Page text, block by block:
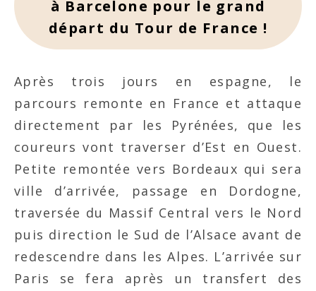
à Barcelone pour le grand
départ du Tour de France !
Après trois jours en espagne, le
parcours remonte en France et attaque
directement par les Pyrénées, que les
coureurs vont traverser d’Est en Ouest.
Petite remontée vers Bordeaux qui sera
ville d’arrivée, passage en Dordogne,
traversée du Massif Central vers le Nord
puis direction le Sud de l’Alsace avant de
redescendre dans les Alpes. L’arrivée sur
Paris se fera après un transfert des